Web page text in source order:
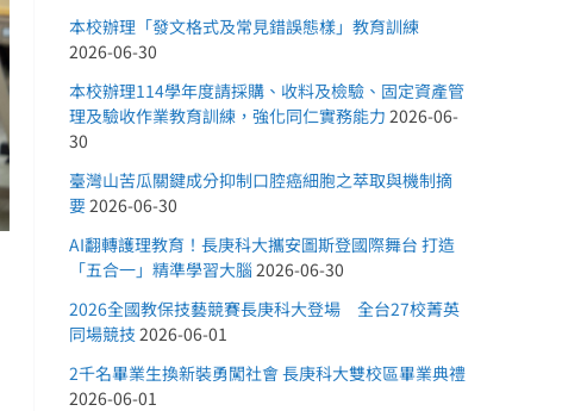
本校辦理「發文格式及常見錯誤態樣」教育訓練
2026-06-30
本校辦理114學年度請採購、收料及檢驗、固定資產管
理及驗收作業教育訓練，強化同仁實務能力 2026-06-
30
臺灣山苦瓜關鍵成分抑制口腔癌細胞之萃取與機制摘
要2026-06-30
AI翻轉護理教育！長庚科大攜安圖斯登國際舞台 打造
「五合一」精準學習大腦 2026-06-30
2026全國教保技藝競賽長庚科大登場 全台27校菁英
同場競技 2026-06-01
2千名畢業生換新裝勇闖社會 長庚科大雙校區畢業典禮
2026-06-01